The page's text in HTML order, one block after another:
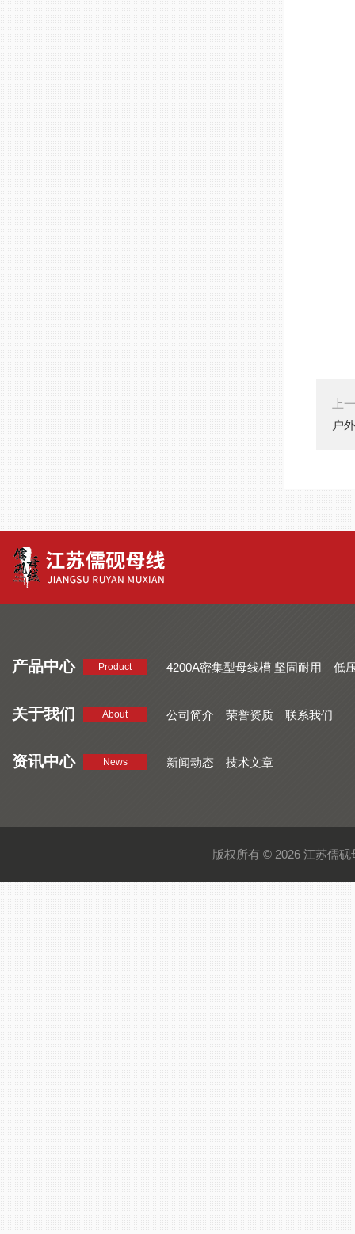
上
户
产品中心 Product 4200A密集型母线槽 坚固耐用
低
关于我们 About 公司简介 荣誉资质 联系我们
资讯中心 News 新闻动态 技术文章
版权所有 © 2026 江苏儒